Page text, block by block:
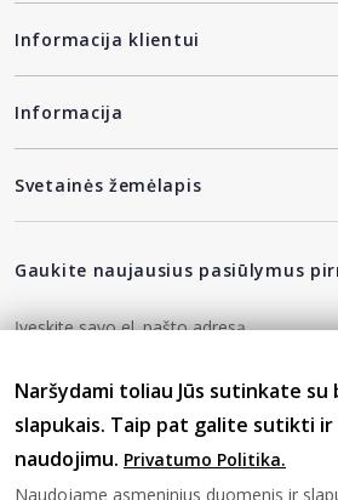
Informacija klientui
Informacija
Svetainės žemėlapis
Gaukite naujausius pasiūlymus
Sutinku suprivatumo politika
Sekite mus
Naršydami toliau Jūs sutinkate su
slapukais. Taip pat galite sutikti
naudojimu. Privatumo Politika.
Naudojame asmeninius duomenis ir